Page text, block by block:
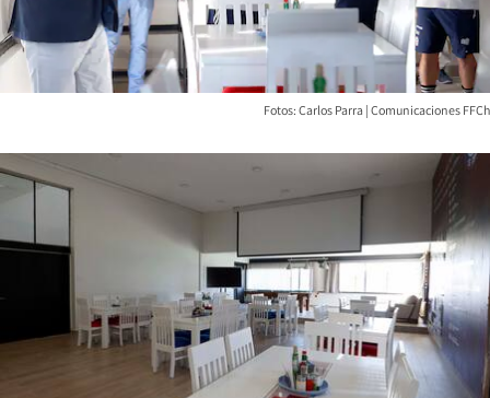
Fotos: Carlos Parra | Comunicaciones FFCh